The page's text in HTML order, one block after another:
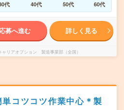
代 40代 50代 60代
応募へ進む 詳しく見る
ャリアオプション 製造事業部（全国）
単コツコツ作業中心＊製